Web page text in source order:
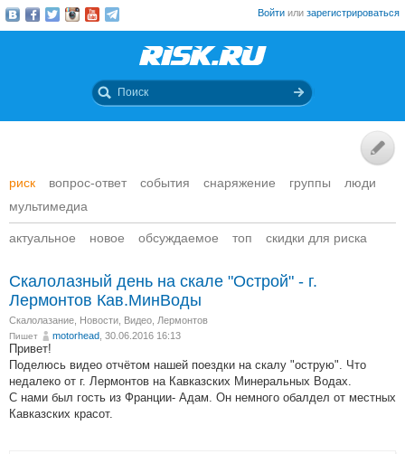
Войти или зарегистрироваться
риск вопрос-ответ события снаряжение группы
люди
мультимедиа
актуальное новое обсуждаемое топ скидки для риска
Скалолазный день на скале "Острой" - г.
Лермонтов Кав.МинВоды
Скалолазание Новости Видео Лермонтов
Пишет motorhead , 30.06.2016 16:13
Привет!
Поделюсь видео отчётом нашей поездки на скалу "острую". Что
недалеко от г. Лермонтов на Кавказских Минеральных Водах.
С нами был гость из Франции- Адам. Он немного обалдел от местных
Кавказских красот.